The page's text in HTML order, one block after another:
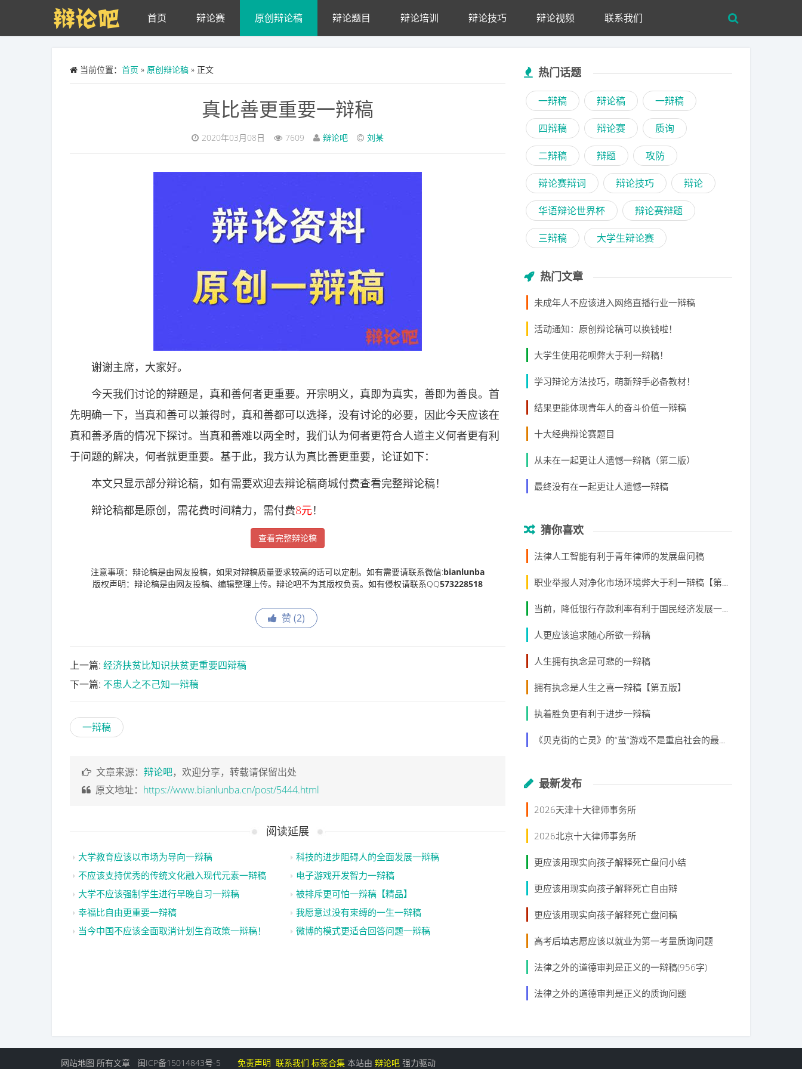
Skip to main content
首页 辩论赛 原创辩论稿 辩论题目 辩论培训 辩论技巧 辩论视频 联系我们
当前位置： 首页 » 原创辩论稿 » 正文
真比善更重要一辩稿
2020年03月08日 7609 辩论吧 刘某
谢谢主席，大家好。
今天我们讨论的辩题是，真和善何者更重要。开宗明义，真即为真实，善即为善良。首
先明确一下，当真和善可以兼得时，真和善都可以选择，没有讨论的必要，因此今天应该在
真和善矛盾的情况下探讨。当真和善难以两全时，我们认为何者更符合人道主义何者更有利
于问题的解决，何者就更重要。基于此，我方认为真比善更重要，论证如下：
本文只显示部分辩论稿，如有需要欢迎去辩论稿商城付费查看完整辩论稿！
辩论稿都是原创，需花费时间精力，需付费8元！
查看完整辩论稿
注意事项：辩论稿是由网友投稿，如果对辩稿质量要求较高的话可以定制。如有需要请联系微信:bianlunba
版权声明：辩论稿是由网友投稿、编辑整理上传。辩论吧不为其版权负责。如有侵权请联系QQ573228518
赞 (2)
上一篇: 经济扶贫比知识扶贫更重要四辩稿
下一篇: 不患人之不己知一辩稿
一辩稿
文章来源： 辩论吧，欢迎分享，转载请保留出处
原文地址： https://www.bianlunba.cn/post/5444.html
阅读延展
大学教育应该以市场为导向一辩稿
科技的进步阻碍人的全面发展一辩稿
不应该支持优秀的传统文化融入现代元素一辩稿
电子游戏开发智力一辩稿
大学不应该强制学生进行早晚自习一辩稿
被排斥更可怕一辩稿【精品】
幸福比自由更重要一辩稿
我愿意过没有束缚的一生一辩稿
当今中国不应该全面取消计划生育政策一辩稿！
微博的模式更适合回答问题一辩稿
热门话题
一辩稿 辩论稿 一辩稿
四辩稿 辩论赛 质询
二辩稿 辩题 攻防
辩论赛辩词 辩论技巧 辩论
华语辩论世界杯 辩论赛辩题
三辩稿 大学生辩论赛
热门文章
未成年人不应该进入网络直播行业一辩稿
活动通知：原创辩论稿可以换钱啦！
大学生使用花呗弊大于利一辩稿！
学习辩论方法技巧，萌新辩手必备教材！
结果更能体现青年人的奋斗价值一辩稿
十大经典辩论赛题目
从未在一起更让人遗憾一辩稿（第二版）
最终没有在一起更让人遗憾一辩稿
猜你喜欢
法律人工智能有利于青年律师的发展盘问稿
职业举报人对净化市场环境弊大于利一辩稿【第二版】
当前，降低银行存款利率有利于国民经济发展一辩稿
人更应该追求随心所欲一辩稿
人生拥有执念是可悲的一辩稿
拥有执念是人生之喜一辩稿【第五版】
执着胜负更有利于进步一辩稿
《贝克街的亡灵》的“茧”游戏不是重启社会的最优选择一辩稿
最新发布
2026天津十大律师事务所
2026北京十大律师事务所
更应该用现实向孩子解释死亡盘问小结
更应该用现实向孩子解释死亡自由辩
更应该用现实向孩子解释死亡盘问稿
高考后填志愿应该以就业为第一考量质询问题
法律之外的道德审判是正义的一辩稿(956字)
法律之外的道德审判是正义的质询问题
网站地图 所有文章 闽ICP备15014843号-5 免责声明 联系我们 标签合集 本站由 辩论吧 强力驱动